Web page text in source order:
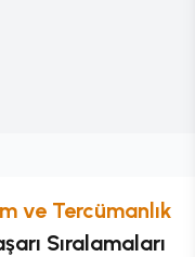
ve Tercümanlık
Sıralamaları